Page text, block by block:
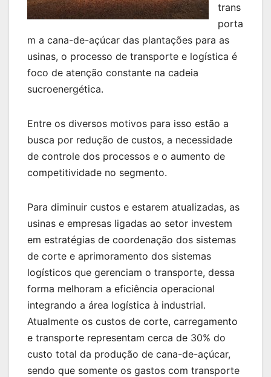
trans
porta
m a cana-de-açúcar das plantações para as
usinas, o processo de transporte e logística é
foco de atenção constante na cadeia
sucroenergética.
Entre os diversos motivos para isso estão a
busca por redução de custos, a necessidade
de controle dos processos e o aumento de
competitividade no segmento.
Para diminuir custos e estarem atualizadas, as
usinas e empresas ligadas ao setor investem
em estratégias de coordenação dos sistemas
de corte e aprimoramento dos sistemas
logísticos que gerenciam o transporte, dessa
forma melhoram a eficiência operacional
integrando a área logística à industrial.
Atualmente os custos de corte, carregamento
e transporte representam cerca de 30% do
custo total da produção de cana-de-açúcar,
sendo que somente os gastos com transporte